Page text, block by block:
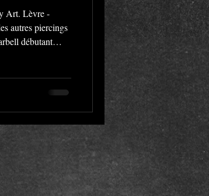
Art. Lèvre -
autres piercings
débutant
Pour plus